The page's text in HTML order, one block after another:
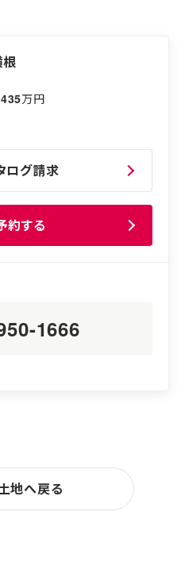
万円
ログ請求
約する
1666
地へ戻る